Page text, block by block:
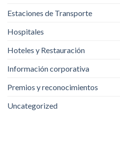
Estaciones de Transporte
Hospitales
Hoteles y Restauración
Información corporativa
Premios y reconocimientos
Uncategorized